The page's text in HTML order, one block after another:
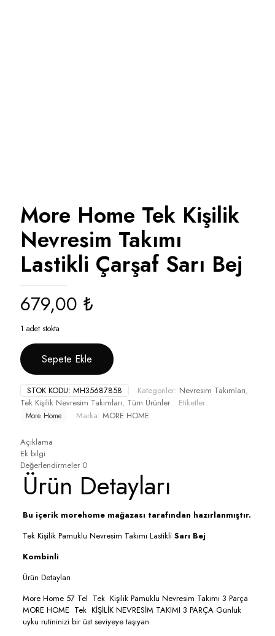
More Home Tek Kişilik
Nevresim Takımı
Lastikli Çarşaf Sarı Bej
679,00 ₺
1 adet stokta
Sepete Ekle
STOK KODU: MH35687858 Kategoriler: Nevresim Takımları,
Tek Kişilik Nevresim Takımları, Tüm Ürünler Etiketler:
More Home Marka: MORE HOME
Açıklama
Ek bilgi
Değerlendirmeler 0
Ürün Detayları
Bu içerik morehome mağazası tarafından hazırlanmıştır.
Tek Kişilik Pamuklu Nevresim Takımı Lastikli Sarı Bej
Kombinli
Ürün Detayları
More Home 57 Tel Tek Kişilik Pamuklu Nevresim Takımı 3 Parça
MORE HOME Tek KİŞİLİK NEVRESİM TAKIMI 3 PARÇA Günlük
uyku rutininizi bir üst seviyeye taşıyan